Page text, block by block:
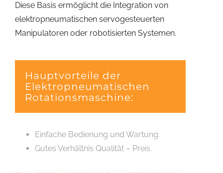
Diese Basis ermöglicht die Integration von
elektropneumatischen servogesteuerten
Manipulatoren oder robotisierten Systemen.
Hauptvorteile der
Elektropneumatischen
Rotationsmaschine:
Einfache Bedienung und Wartung.
Gutes Verhältnis Qualität – Preis.